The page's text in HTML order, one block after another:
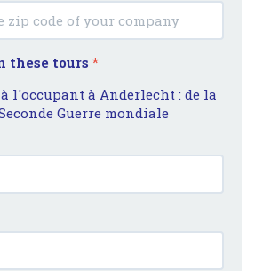
these tours *
l'occupant à Anderlecht : de la
Guerre mondiale